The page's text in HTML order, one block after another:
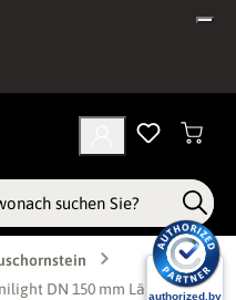
DN 150 mm Länge 5 m